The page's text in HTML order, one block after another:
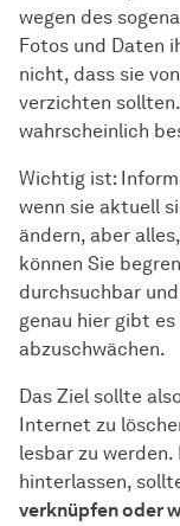
wegen des
Fotos und Daten
nicht, dass sie
verzichten
wahrscheinlich
Wichtig ist:
wenn sie aktuell
ändern, aber
können Sie
durchsuchbar
genau hier gibt
abzuschwächen.
Das Ziel sollte
Internet zu
lesbar zu werden.
hinterlassen,
verknüpfen oder